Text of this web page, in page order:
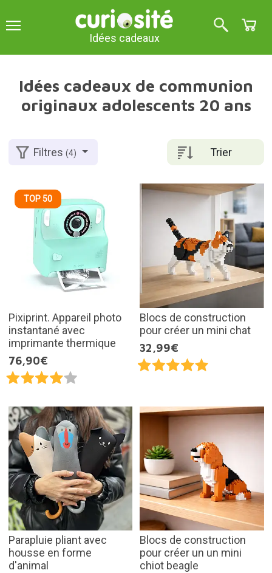
Idées cadeaux
Idées cadeaux de communion
originaux adolescents 20 ans
Trier
Filtres(4)
TOP 50
Pixiprint. Appareil photo
instantané avec
imprimante thermique
76,90€
Blocs de construction
pour créer un mini chat
32,99€
Parapluie pliant avec
housse en forme
d'animal
Blocs de construction
pour créer un un mini
chiot beagle